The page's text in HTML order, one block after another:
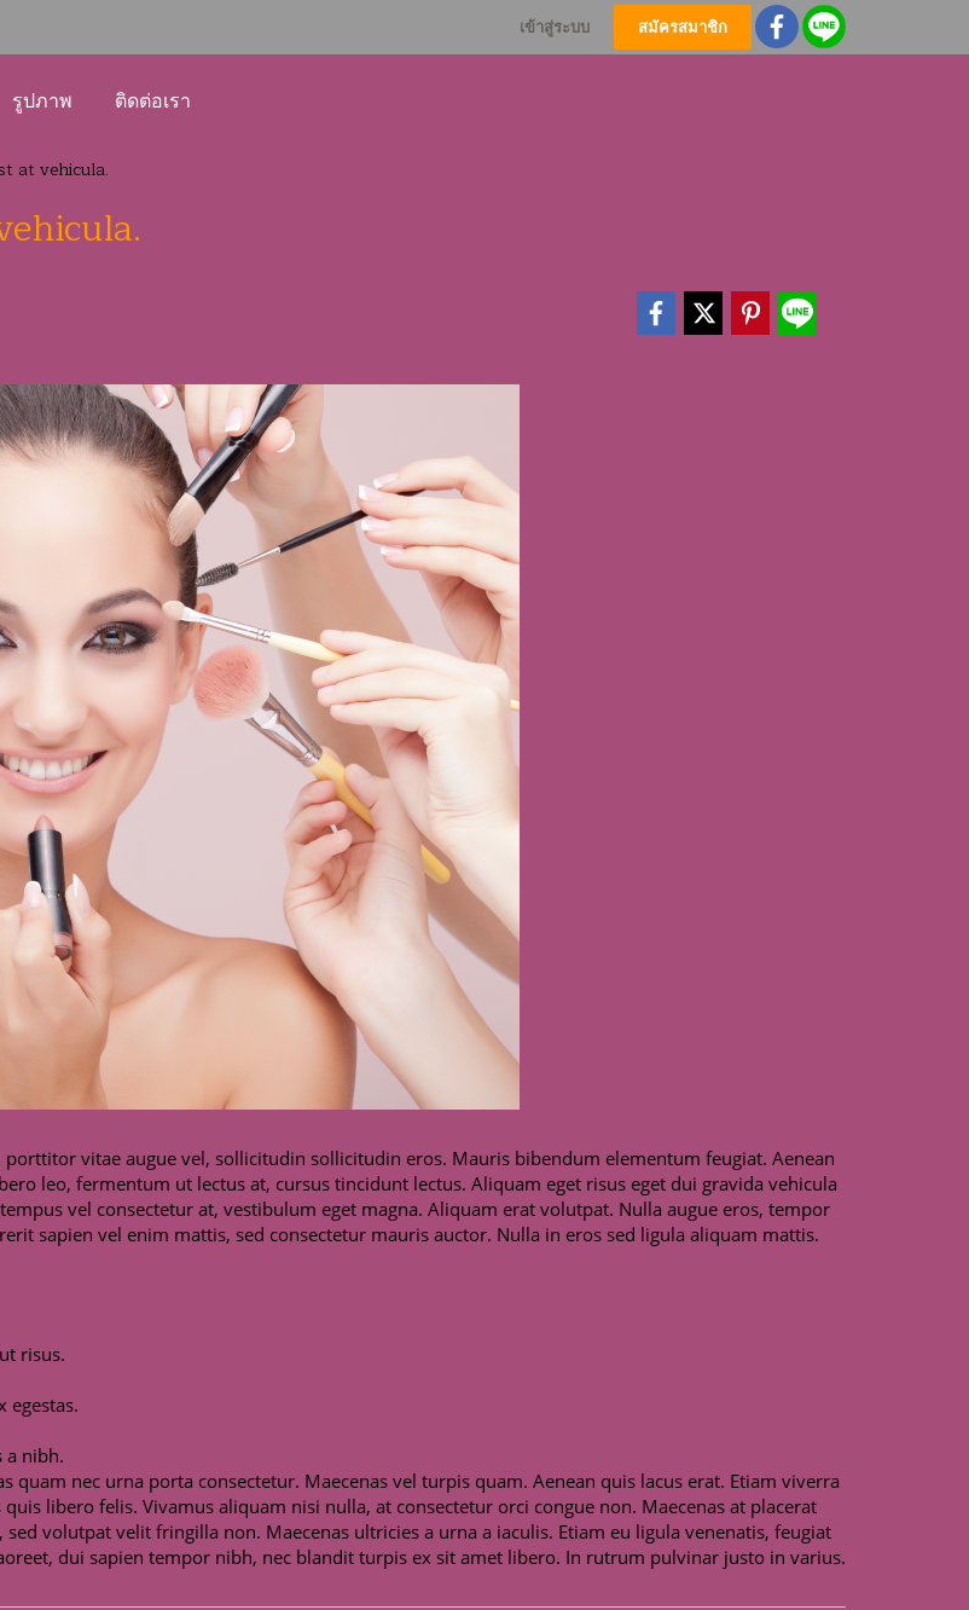
เข้าสู่ระบบ สมัครสมาชิก
รูปภาพ ติดต่อเรา
at vehicula.
vitae augue vel, sollicitudin sollicitudin eros. Mauris bibendum elementum feugiat. Aenean
leo, fermentum ut lectus at, cursus tincidunt lectus. Aliquam eget risus eget dui gravida vehicula
vel consectetur at, vestibulum eget magna. Aliquam erat volutpat. Nulla augue eros, tempor
sapien vel enim mattis, sed consectetur mauris auctor. Nulla in eros sed ligula aliquam mattis.
risus.
egestas.
a nibh.
quam nec urna porta consectetur. Maecenas vel turpis quam. Aenean quis lacus erat. Etiam viverra
libero felis. Vivamus aliquam nisi nulla, at consectetur orci congue non. Maecenas at placerat
volutpat velit fringilla non. Maecenas ultricies a urna a iaculis. Etiam eu ligula venenatis, feugiat
dui sapien tempor nibh, nec blandit turpis ex sit amet libero. In rutrum pulvinar justo in varius.